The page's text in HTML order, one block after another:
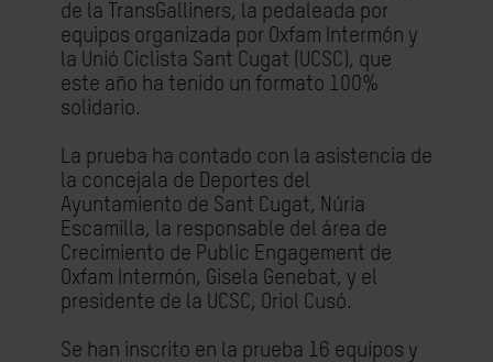
de la TransGalliners, la pedaleada por
equipos organizada por Oxfam Intermón y
la Unió Ciclista Sant Cugat (UCSC), que
este año ha tenido un formato 100%
solidario.
La prueba ha contado con la asistencia de
la concejala de Deportes del
Ayuntamiento de Sant Cugat, Núria
Escamilla, la responsable del área de
Crecimiento de Public Engagement de
Oxfam Intermón, Gisela Genebat, y el
presidente de la UCSC, Oriol Cusó.
Se han inscrito en la prueba 16 equipos y